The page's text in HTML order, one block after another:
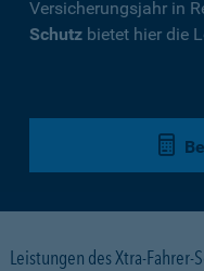
Versicherungsjahr in
Schutz bietet hier die
Leistungen des Xtra-Fahrer-